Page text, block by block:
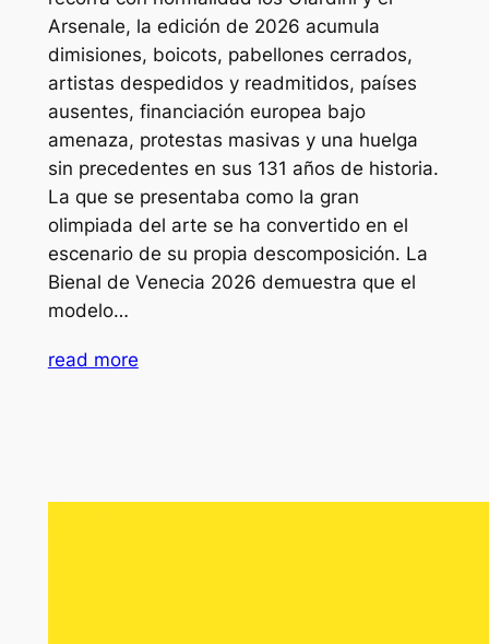
Arsenale, la edición de 2026 acumula
dimisiones, boicots, pabellones cerrados,
artistas despedidos y readmitidos, países
ausentes, financiación europea bajo
amenaza, protestas masivas y una huelga
sin precedentes en sus 131 años de historia.
La que se presentaba como la gran
olimpiada del arte se ha convertido en el
escenario de su propia descomposición. La
Bienal de Venecia 2026 demuestra que el
modelo…
read more